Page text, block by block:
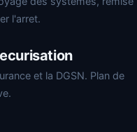
l'arret.
et la DGSN. Plan de